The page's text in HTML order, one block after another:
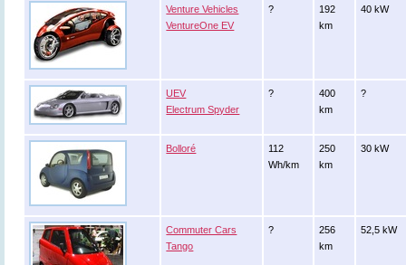
Venture Vehicles
VentureOne EV
?
192
km
40 kW
UEV
Electrum Spyder
?
400
km
?
Bolloré
112
Wh/km
250
km
30 kW
Commuter Cars
Tango
?
256
km
52,5 kW